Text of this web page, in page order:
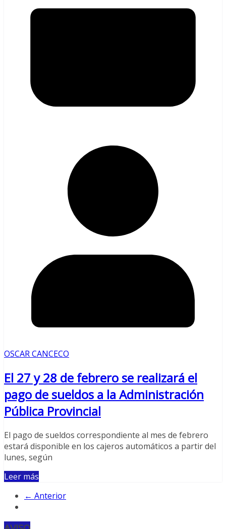
OSCAR CANCECO
El 27 y 28 de febrero se realizará el
pago de sueldos a la Administración
Pública Provincial
El pago de sueldos correspondiente al mes de febrero
estará disponible en los cajeros automáticos a partir del
lunes, según
Leer más
← Anterior